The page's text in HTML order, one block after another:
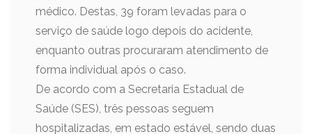
médico. Destas, 39 foram levadas para o
serviço de saúde logo depois do acidente,
enquanto outras procuraram atendimento de
forma individual após o caso.
De acordo com a Secretaria Estadual de
Saúde (SES), três pessoas seguem
hospitalizadas, em estado estável, sendo duas